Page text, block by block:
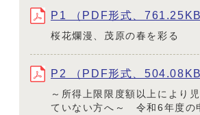
P1 （PDF形式、761.25KB
桜花爛漫、茂原の春を彩る
P2 （PDF形式、504.08KB
～所得上限限度額以上により
ていない方へ～ 令和6年度の